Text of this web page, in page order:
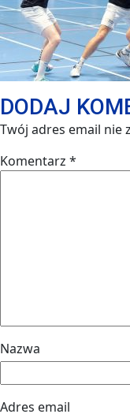
DODAJ
Twój adres email nie
Komentarz *
Nazwa
Adres email